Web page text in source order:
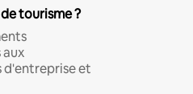
tourisme ?
d'entreprise et